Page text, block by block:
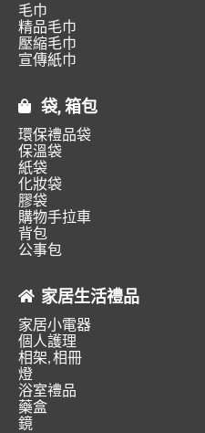
毛巾
精品毛巾
壓縮毛巾
宣傳紙巾
袋, 箱包
環保禮品袋
保溫袋
紙袋
化妝袋
膠袋
購物手拉車
背包
公事包
家居生活禮品
家居小電器
個人護理
相架, 相冊
燈
浴室禮品
藥盒
鏡